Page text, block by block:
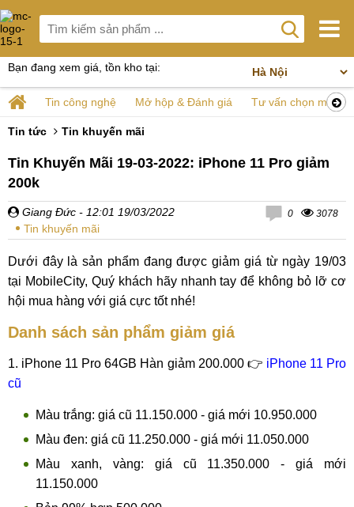
Bạn đang xem giá, tồn kho tại:
Tin công nghệ Mở hộp & Đánh giá Tư vấn chọn mua
Tin tức Tin khuyến mãi
Tin Khuyến Mãi 19-03-2022: iPhone 11 Pro giảm
200k
Giang Đức - 12:01 19/03/2022
Tin khuyến mãi
0 3078
Dưới đây là sản phẩm đang được giảm giá từ ngày 19/03
tại MobileCity, Quý khách hãy nhanh tay để không bỏ lỡ cơ
hội mua hàng với giá cực tốt nhé!
Danh sách sản phẩm giảm giá
1. iPhone 11 Pro 64GB Hàn giảm 200.000 👉 iPhone 11 Pro
cũ
Màu trắng: giá cũ 11.150.000 - giá mới 10.950.000
Màu đen: giá cũ 11.250.000 - giá mới 11.050.000
Màu xanh, vàng: giá cũ 11.350.000 - giá mới
11.150.000